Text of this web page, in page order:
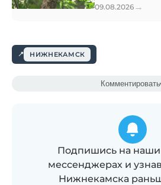
09.08.2026 →
НИЖНЕКАМСК
Комментировать
Подпишись на наши
мессенджерах и
Нижнекамска